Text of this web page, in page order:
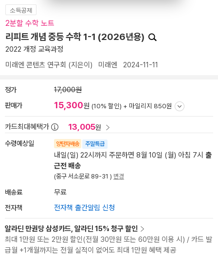
소득공제
2분할 수학 노트
리피트 개념 중등 수학 1-1 (2026년용)
2022 개정 교육과정
미래엔 콘텐츠 연구회 (지은이) 미래엔 2024-11-11
정가 17,000원
판매가 15,300원 (10% 할인) + 마일리지 850원
카드최대혜택가 13,005원
수령예상일 양탄자배송 주말특급
내일(일) 22시까지 주문하면 8월 10일 (월) 아침 7시 출
근전 배송
(중구 서소문로 89-31 ) 변경
배송료 무료
전자책 전자책 출간알림 신청
알라딘 만권당 삼성카드, 알라딘 15% 청구 할인
최대 1만원 또는 2만원 할인(전월 30만원 또는 60만원 이용 시) / 카드 발
급월 +1개월까지는 전월 실적이 없어도 최대 1만원 혜택 제공